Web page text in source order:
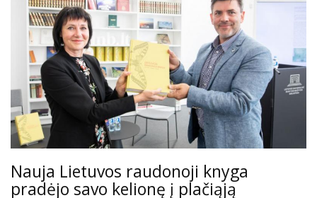
Nauja Lietuvos raudonoji knyga
pradėjo savo kelionę į plačiąją